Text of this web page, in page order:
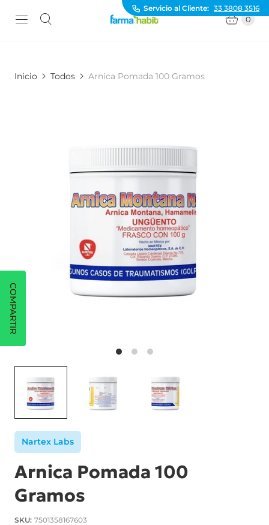
Servicio al Cliente: 33 3808 3516
0
Inicio Todos Arnica Pomada 100 Gramos
Nartex Labs
Arnica Pomada 100
Gramos
SKU: 7501358167603
COMPARTIR